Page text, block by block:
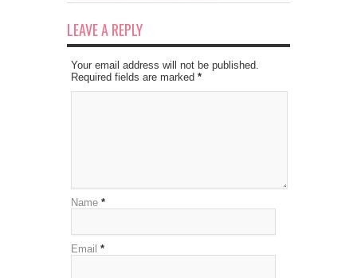
LEAVE A REPLY
Your email address will not be published.
Required fields are marked *
Name *
Email *